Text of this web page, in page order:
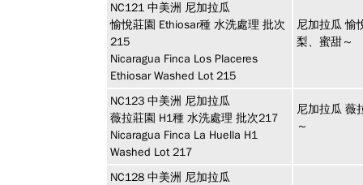
NC121 中美洲 尼加拉瓜
愉悅莊園 Ethiosar種 水洗處理 批次
215
Nicaragua Finca Los Placeres
Ethiosar Washed Lot 215
尼加拉瓜 愉
梨、蜜甜～
NC123 中美洲 尼加拉瓜
薇拉莊園 H1種 水洗處理 批次217
Nicaragua Finca La Huella H1
Washed Lot 217
尼加拉瓜 薇
～
NC128 中美洲 尼加拉瓜